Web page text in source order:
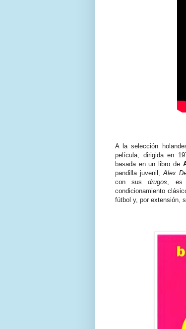
A la selección
película, dirigida en
basada en un libro de
pandilla juvenil, Alex
con susdrugos , es
condicionamiento
fútbol y, por extensión,